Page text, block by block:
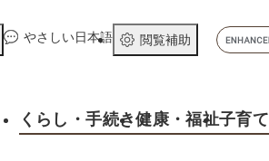
やさしい日本語 閲覧補助
キ
ー
ド
くらし ・手続き健康 ・福祉子育て